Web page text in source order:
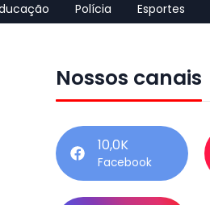
Polícia Esportes
Nossos canais
10,0K
Facebook